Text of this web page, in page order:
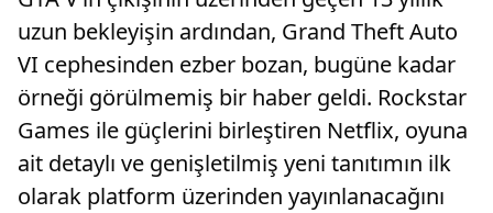
uzun bekleyişin ardından, Grand Theft Auto
VI cephesinden ezber bozan, bugüne kadar
örneği görülmemiş bir haber geldi. Rockstar
Games ile güçlerini birleştiren Netflix, oyuna
ait detaylı ve genişletilmiş yeni tanıtımın ilk
olarak platform üzerinden yayınlanacağını